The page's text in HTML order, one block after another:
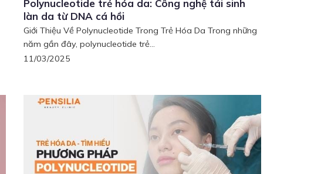
Polynucleotide trẻ hóa da: Công nghệ tái sinh
làn da từ DNA cá hồi
Giới Thiệu Về Polynucleotide Trong Trẻ Hóa Da Trong những
năm gần đây, polynucleotide trẻ...
11/03/2025